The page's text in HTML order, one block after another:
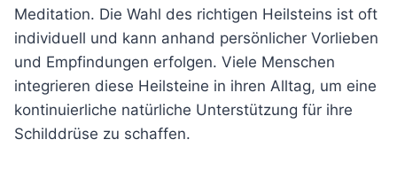
Meditation. Die Wahl des richtigen Heilsteins ist oft
individuell und kann anhand persönlicher Vorlieben
und Empfindungen erfolgen. Viele Menschen
integrieren diese Heilsteine in ihren Alltag, um eine
kontinuierliche natürliche Unterstützung für ihre
Schilddrüse zu schaffen.